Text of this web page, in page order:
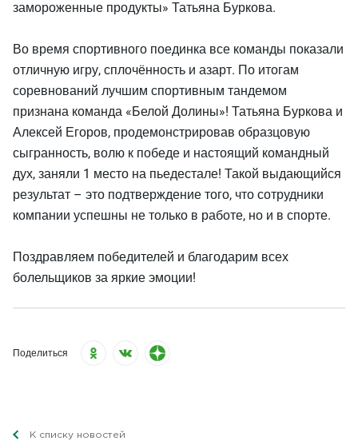
замороженные продукты» Татьяна Буркова.
Во время спортивного поединка все команды показали
отличную игру, сплочённость и азарт. По итогам
соревнований лучшим спортивным тандемом
признана команда «Белой Долины»! Татьяна Буркова и
Алексей Егоров, продемонстрировав образцовую
сыгранность, волю к победе и настоящий командный
дух, заняли 1 место на пьедестале! Такой выдающийся
результат – это подтверждение того, что сотрудники
компании успешны не только в работе, но и в спорте.
Поздравляем победителей и благодарим всех
болельщиков за яркие эмоции!
Поделиться
К списку новостей